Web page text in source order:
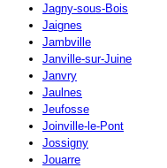
Jagny-sous-Bois
Jaignes
Jambville
Janville-sur-Juine
Janvry
Jaulnes
Jeufosse
Joinville-le-Pont
Jossigny
Jouarre